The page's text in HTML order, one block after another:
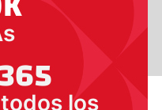
los